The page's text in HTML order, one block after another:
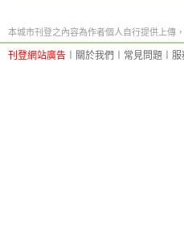
本城市刊登之內容為作者個人自行提供上傳
刊登網站廣告 關於我們 常見問題 服